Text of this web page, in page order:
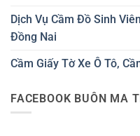
Dịch Vụ Cầm Đồ Sinh
Đồng Nai
Cầm Giấy Tờ Xe Ô Tô,
FACEBOOK BUÔN MA